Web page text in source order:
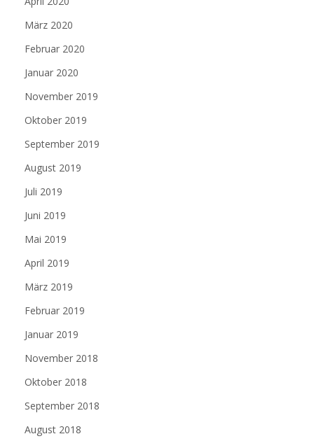
März 2020
Februar 2020
Januar 2020
November 2019
Oktober 2019
September 2019
August 2019
Juli 2019
Juni 2019
Mai 2019
April 2019
März 2019
Februar 2019
Januar 2019
November 2018
Oktober 2018
September 2018
August 2018